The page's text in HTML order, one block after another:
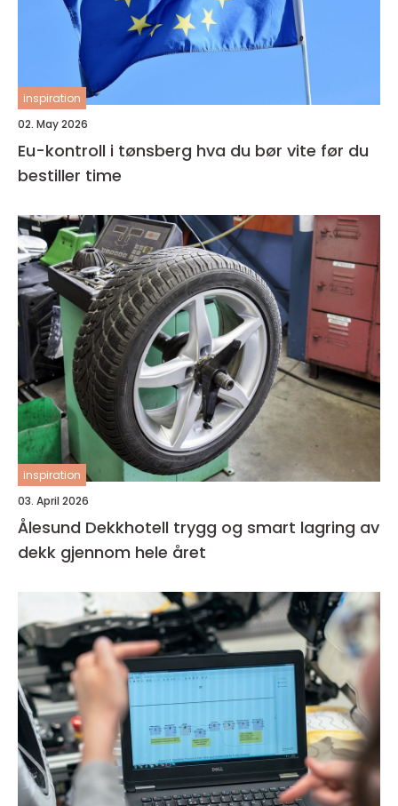
inspiration
02. May 2026
Eu-kontroll i tønsberg hva du bør vite før du
bestiller time
inspiration
03. April 2026
Ålesund Dekkhotell trygg og smart lagring av
dekk gjennom hele året